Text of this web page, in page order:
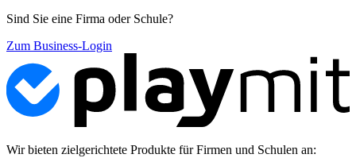
Sind Sie eine Firma oder Schule?
Zum Business-Login
Wir bieten zielgerichtete Produkte für Firmen und Schulen an: